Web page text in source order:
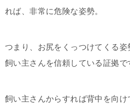
れば、非常に危険な姿勢。
つまり、お尻をくっつけてくる姿
飼い主さんを信頼している証拠で
飼い主さんからすれば背中を向